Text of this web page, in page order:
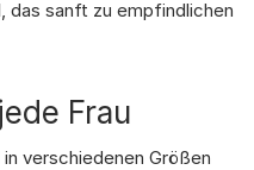
das sanft zu empfindlichen
Frau
verschiedenen Größen